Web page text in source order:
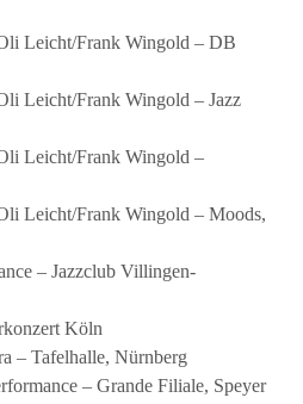
Leicht/Frank Wingold – DB
Leicht/Frank Wingold – Jazz
Leicht/Frank Wingold –
Leicht/Frank Wingold – Moods,
– Jazzclub Villingen-
Köln
– Tafelhalle, Nürnberg
– Grande Filiale, Speyer